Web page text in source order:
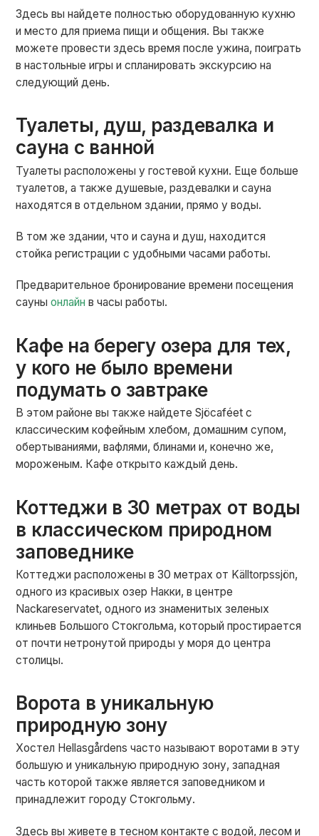
Здесь вы найдете полностью оборудованную кухню
и место для приема пищи и общения. Вы также
можете провести здесь время после ужина, поиграть
в настольные игры и спланировать экскурсию на
следующий день.
Туалеты, душ, раздевалка и
сауна с ванной
Туалеты расположены у гостевой кухни. Еще больше
туалетов, а также душевые, раздевалки и сауна
находятся в отдельном здании, прямо у воды.
В том же здании, что и сауна и душ, находится
стойка регистрации с удобными часами работы.
Предварительное бронирование времени посещения
сауны онлайн в часы работы.
Кафе на берегу озера для тех,
у кого не было времени
подумать о завтраке
В этом районе вы также найдете Sjöcaféet с
классическим кофейным хлебом, домашним супом,
обертываниями, вафлями, блинами и, конечно же,
мороженым. Кафе открыто каждый день.
Коттеджи в 30 метрах от воды
в классическом природном
заповеднике
Коттеджи расположены в 30 метрах от Källtorpssjön,
одного из красивых озер Накки, в центре
Nackareservatet, одного из знаменитых зеленых
клиньев Большого Стокгольма, который простирается
от почти нетронутой природы у моря до центра
столицы.
Ворота в уникальную
природную зону
Хостел Hellasgårdens часто называют воротами в эту
большую и уникальную природную зону, западная
часть которой также является заповедником и
принадлежит городу Стокгольму.
Здесь вы живете в тесном контакте с водой, лесом и